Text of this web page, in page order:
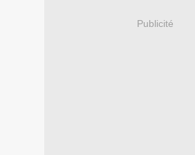
Publicité